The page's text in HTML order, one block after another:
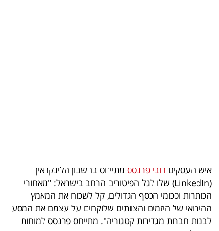
הכלכלי
פודקאסט
40
UNDER
איש העסקים דובי פרנסס מתייחס בחשבון הלינקדאין
(LinkedIn) שלו לגל הפיטורים הרחב בישראל: "מאחורי
הכותרות וסכומי הכסף הגדולים, קל לשכוח את המאמץ
ההירואי של היזמים והצוותים שלוקחים על עצמם את המסע
לבנות חברות מגדירות קטגוריה". מתייחס פרנסס למוחות